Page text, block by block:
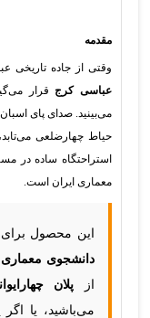
مقدمه
وقتی از جاده تاریخی
عباسی کرج قرار
می‌بینید. صدای پای
حیاط چهارضلعی
استراحتگاه ساده در
معماری ایران است.
این محصول
دانشجوی معماری
از پلان
می‌باشید، یا